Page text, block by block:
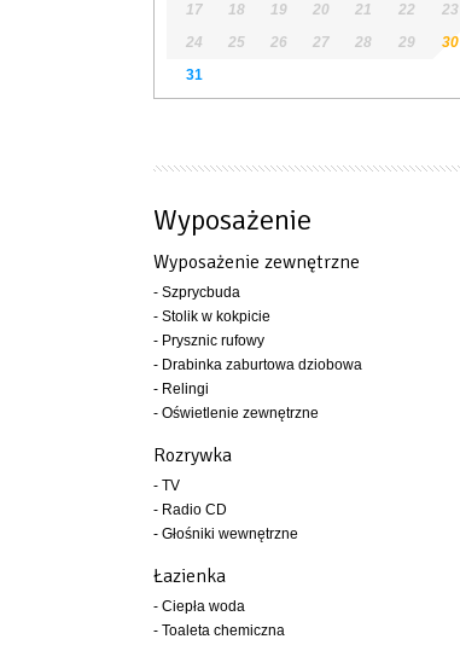
17
18 19 20 21 22
23
24
25 26 27 28 29
30
31
Wyposażenie
Wyposażenie zewnętrzne
- Szprycbuda
- Stolik w kokpicie
- Prysznic rufowy
- Drabinka zaburtowa dziobowa
- Relingi
- Oświetlenie zewnętrzne
Rozrywka
- TV
- Radio CD
- Głośniki wewnętrzne
Łazienka
- Ciepła woda
- Toaleta chemiczna